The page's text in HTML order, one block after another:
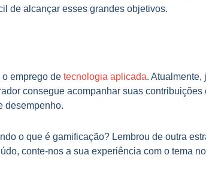
de alcançar esses grandes objetivos.
o emprego de tecnologia aplicada. Atualmente,
consegue acompanhar suas
desempenho.
o que é gamificação? Lembrou de outra
conte-nos a sua experiência com o tema